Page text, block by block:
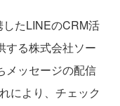
たLINEのCRM活
する株式会社ソー
メッセージの配信
により、チェック